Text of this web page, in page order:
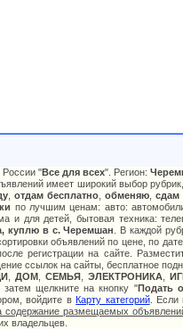
России "Все для всех". Регион:
имеет широкий выбор
отдам бесплатно обменяю сдам
по лучшим ценам: авто:
и для детей, бытовая техника:
куплю в с. Черемшан
. В каждой
объявлений по цене, по
регистрации на сайте.
ссылок на сайты, бесплатное
ДОМ СЕМЬЯ ЭЛЕКТРОНИКА
затем щелкните на кнопку "Подать
войдите вКарту категорий. Если
содержание размещаемых
владельцев.